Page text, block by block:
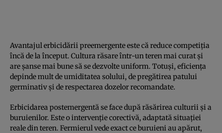
Avantajul erbicidării preemergente este că reduce competiția
încă de la început. Cultura răsare într-un teren mai curat și
are șanse mai bune să se dezvolte uniform. Totuși, eficiența
depinde mult de umiditatea solului, de pregătirea patului
germinativ și de respectarea dozelor recomandate.
Erbicidarea postemergentă se face după răsărirea culturii și a
buruienilor. Este o intervenție corectivă, adaptată situației
reale din teren. Fermierul vede exact ce buruieni au apărut,